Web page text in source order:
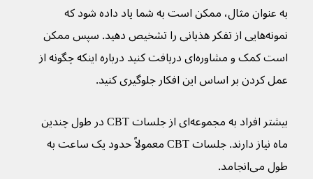
به عنوان مثال، ممکن است به شما یاد داده شود که
نمونه‌هایی از تفکر هذیانی را تشخیص دهید. سپس ممکن
است کمک و مشاوره‌ای دریافت کنید درباره اینکه چگونه از
عمل کردن بر اساس این افکار جلوگیری کنید.
بیشتر افراد به مجموعه‌ای از جلسات CBT در طول چندین
ماه نیاز دارند. جلسات CBT معمولاً حدود یک ساعت به
طول می‌انجامد.